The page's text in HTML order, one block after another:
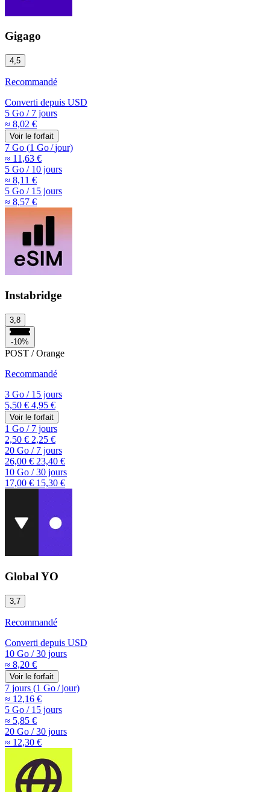
Gigago
4,5
Recommandé
Converti depuis USD
5 Go /7 jours
≈ 8,02 €
Voir le forfait
7 Go (1 Go/jour)
≈ 11,63 €
5 Go /10 jours
≈ 8,11 €
5 Go /15 jours
≈ 8,57 €
Instabridge
3,8
-10%
POST / Orange
Recommandé
3 Go /15 jours
5,50 € 4,95 €
Voir le forfait
1 Go /7 jours
2,50 € 2,25 €
20 Go /7 jours
26,00 € 23,40 €
10 Go /30 jours
17,00 € 15,30 €
Global YO
3,7
Recommandé
Converti depuis USD
10 Go /30 jours
≈ 8,20 €
Voir le forfait
7 jours (1 Go/jour)
≈ 12,16 €
5 Go /15 jours
≈ 5,85 €
20 Go /30 jours
≈ 12,30 €